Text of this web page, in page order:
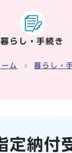
暮らし・手続き
す
ーム 暮らし・
定納付